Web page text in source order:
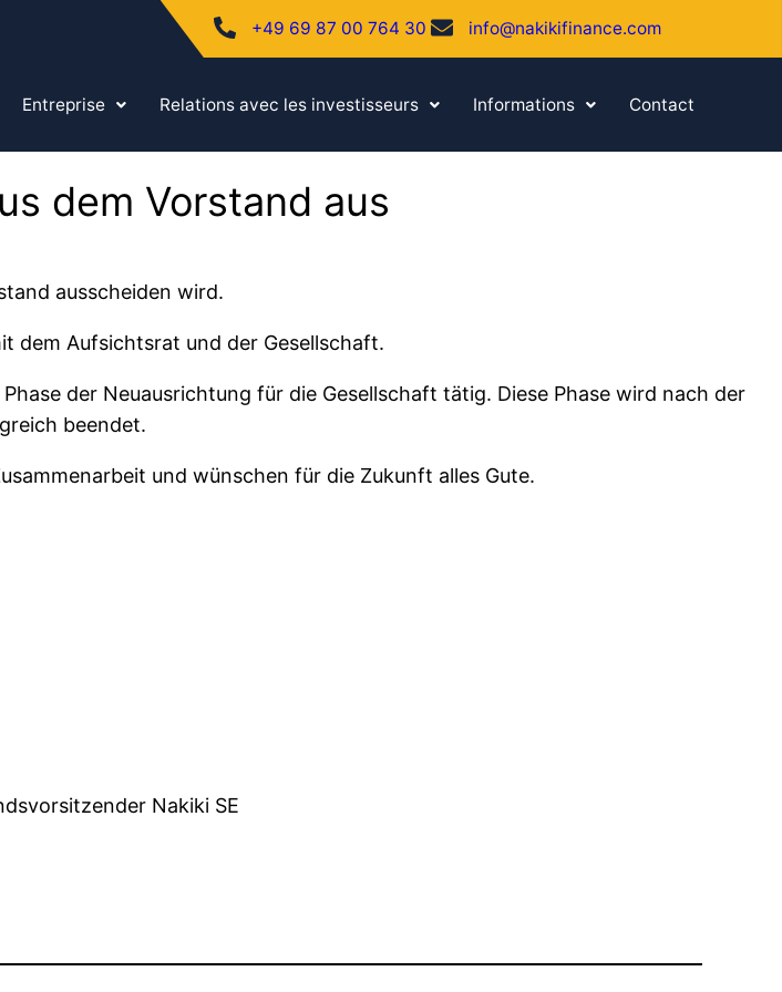
+49 69 87 00 764 30 info@nakikifinance.com
Entreprise Relations avec les investisseurs Informations Contact
dem Vorstand aus
ausscheiden wird.
dem Aufsichtsrat und der Gesellschaft.
der Neuausrichtung für die Gesellschaft tätig. Diese Phase wird nach der
beendet.
und wünschen für die Zukunft alles Gute.
Nakiki SE